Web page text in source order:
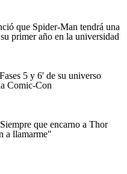
que Spider-Man tendrá una
primer año en la universidad
5 y 6' de su universo
Comic-Con
que encarno a Thor
a llamarme"